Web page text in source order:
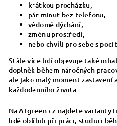
krátkou procházku,
pár minut bez telefonu,
vědomé dýchání,
změnu prostředí,
nebo chvíli pro sebe s
Stále více lidí objevuje také
doplněk během náročných
ale jako malý moment zastavení
každodenního života.
NaATgreen.cz najdete varianty
lidé oblíbili při práci, studiu i